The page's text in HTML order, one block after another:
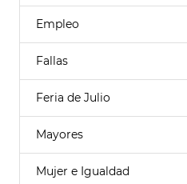
Empleo
Fallas
Feria de Julio
Mayores
Mujer e Igualdad